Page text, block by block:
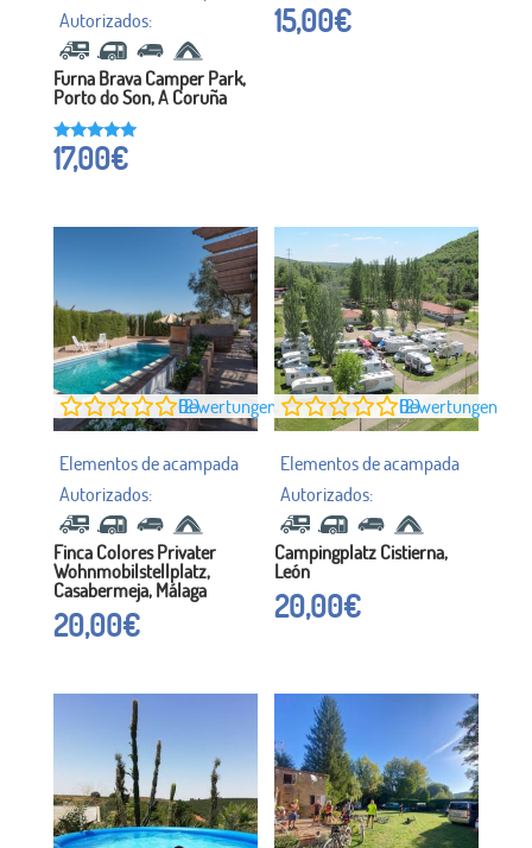
Furna Brava Camper Park,
Porto do Son, A Coruña
Bewertet
mit
17,00€
15,00€
0
Bewertungen (2)
Finca Colores Privater
Wohnmobilstellplatz,
Casabermeja, Málaga
20,00€
0
Bewertungen (2)
Campingplatz Cistierna,
León
20,00€